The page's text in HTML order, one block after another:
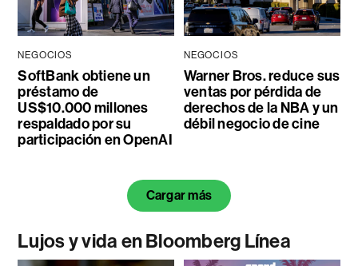
NEGOCIOS
SoftBank obtiene un
préstamo de
US$10.000 millones
respaldado por su
participación en OpenAI
NEGOCIOS
Warner Bros. reduce sus
ventas por pérdida de
derechos de la NBA y un
débil negocio de cine
Cargar más
Lujos y vida en Bloomberg Línea